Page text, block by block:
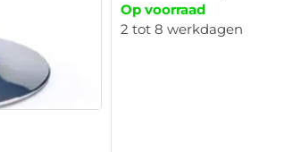
Op voorraad
2 tot 8 werkdagen